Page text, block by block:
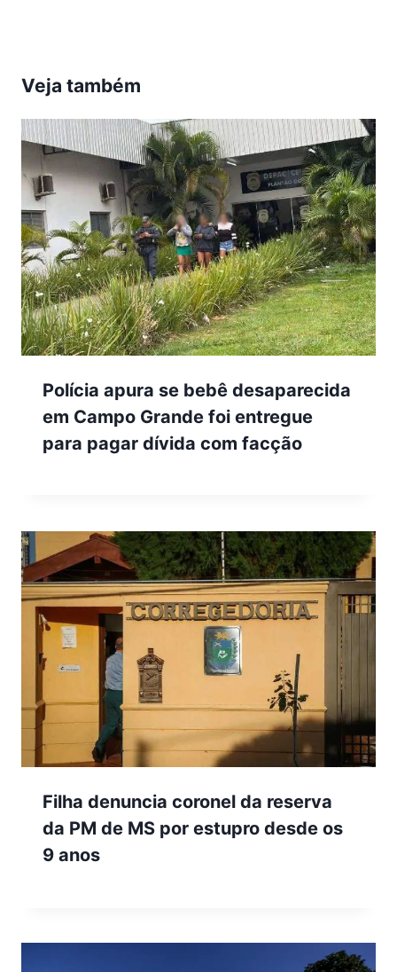
Veja também
Polícia apura se bebê desaparecida
em Campo Grande foi entregue
para pagar dívida com facção
Filha denuncia coronel da reserva
da PM de MS por estupro desde os
9 anos